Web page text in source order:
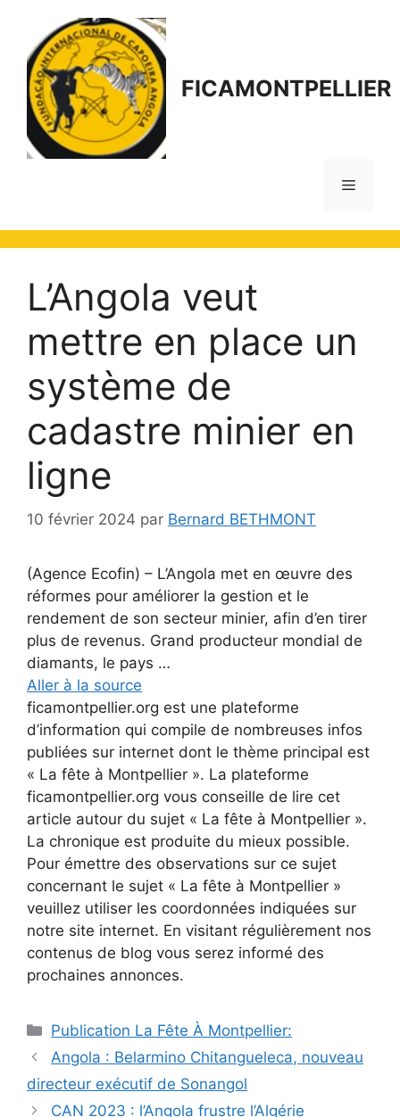
contenu
FICAMONTPELLIER
Menu
L’Angola veut
mettre en place un
système de
cadastre minier en
ligne
10 février 2024 par Bernard BETHMONT
(Agence Ecofin) – L’Angola met en œuvre des
réformes pour améliorer la gestion et le
rendement de son secteur minier, afin d’en tirer
plus de revenus. Grand producteur mondial de
diamants, le pays …
Aller à la source
ficamontpellier.org est une plateforme
d’information qui compile de nombreuses infos
publiées sur internet dont le thème principal est
« La fête à Montpellier ». La plateforme
ficamontpellier.org vous conseille de lire cet
article autour du sujet « La fête à Montpellier ».
La chronique est produite du mieux possible.
Pour émettre des observations sur ce sujet
concernant le sujet « La fête à Montpellier »
veuillez utiliser les coordonnées indiquées sur
notre site internet. En visitant régulièrement nos
contenus de blog vous serez informé des
prochaines annonces.
Catégories
Publication La Fête À Montpellier:
Angola : Belarmino Chitangueleca, nouveau
directeur exécutif de Sonangol
CAN 2023 : l’Angola frustre l’Algérie